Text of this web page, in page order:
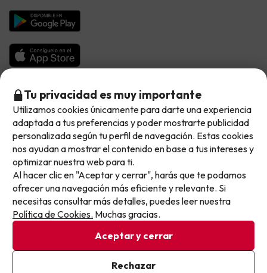
No llegas tarde: llegas al siguiente.
Este chollo ya ha caducado, pero cada día lanzamos
nuevas oportunidades para viajar mejor y pagar
menos.
Apúntate y que el próximo no se te escape.
Pon tu mejor e-mail
Ya estoy suscrito
Hoteles Salou
Chollos en la playa
Chollos con Vuelo Incluido
Hoteles con toboganes
Selección de la Newsletter
Los favoritos de nuestros clientes
Vacaciones en Octubre
Vacaciones en Noviembre
Métodos de pago disponibles
Condiciones generales
Privacidad datos
Política de cookies
Viajes para ti S.L.U. Copyright © Buscounchollo.com 2010 -
2026
Tu privacidad es muy importante
Utilizamos cookies únicamente para darte una experiencia
adaptada a tus preferencias y poder mostrarte publicidad
personalizada según tu perfil de navegación. Estas cookies
nos ayudan a mostrar el contenido en base a tus intereses y
optimizar nuestra web para ti.
Al hacer clic en "Aceptar y cerrar", harás que te podamos
ofrecer una navegación más eficiente y relevante. Si
necesitas consultar más detalles, puedes leer nuestra
Política de Cookies. Muchas gracias.
Aceptar y cerrar
Rechazar